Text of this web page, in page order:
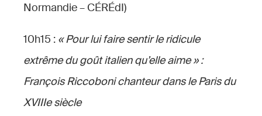
Normandie – CÉRÉdI)
10h15 : « Pour lui faire sentir le ridicule
extrême du goût italien qu’elle aime » :
François Riccoboni chanteur dans le Paris du
XVIIIe siècle